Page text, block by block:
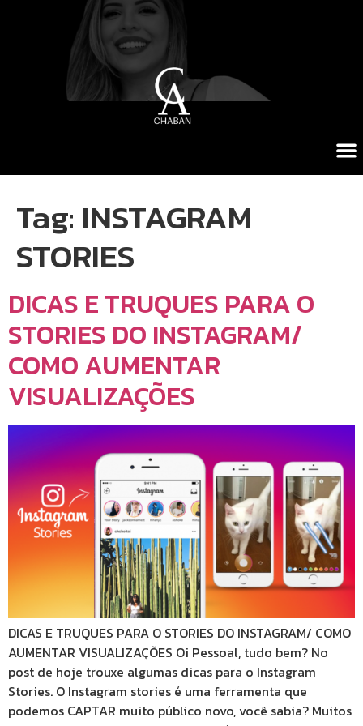
Tag: INSTAGRAM
STORIES
DICAS E TRUQUES PARA O
STORIES DO INSTAGRAM/
COMO AUMENTAR
VISUALIZAÇÕES
DICAS E TRUQUES PARA O STORIES DO INSTAGRAM/ COMO
AUMENTAR VISUALIZAÇÕES Oi Pessoal, tudo bem? No
post de hoje trouxe algumas dicas para o Instagram
Stories. O Instagram stories é uma ferramenta que
podemos CAPTAR muito público novo, você sabia? Muitos